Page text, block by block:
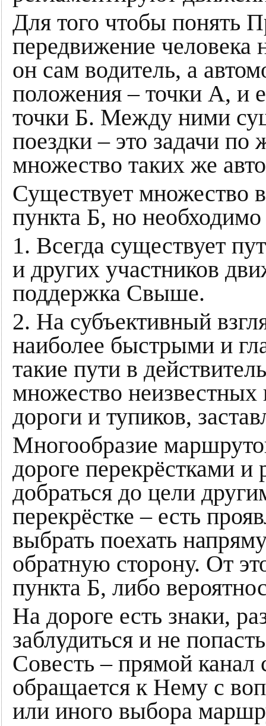
Для того чтобы понять
передвижение человека
он сам водитель, а
положения – точки А, и
точки Б. Между ними
поездки – это задачи
множество таких же
Существует множество
пункта Б, но необходимо
1. Всегда существует
и других участников
поддержка Свыше.
2. На субъективный
наиболее быстрыми и
такие пути в
множество
дороги и тупиков,
Многообразие
дороге перекрёстками
добраться до цели
перекрёстке – есть
выбрать поехать
обратную сторону. От
пункта Б, либо
На дороге есть знаки,
заблудиться и не
Совесть – прямой канал
обращается к Нему с
или иного выбора